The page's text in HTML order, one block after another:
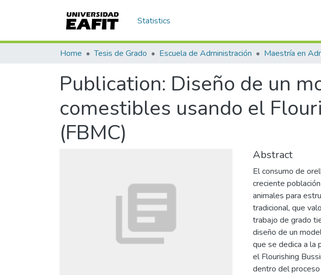
Statistics
Home Tesis de Grado Escuela de Administración
Publication: Diseño de un
comestibles usando el
(FBMC)
Abstract
El consumo de
creciente
animales para
tradicional, que
trabajo de grado
diseño de un
que se dedica a la
el Flourishing
dentro del